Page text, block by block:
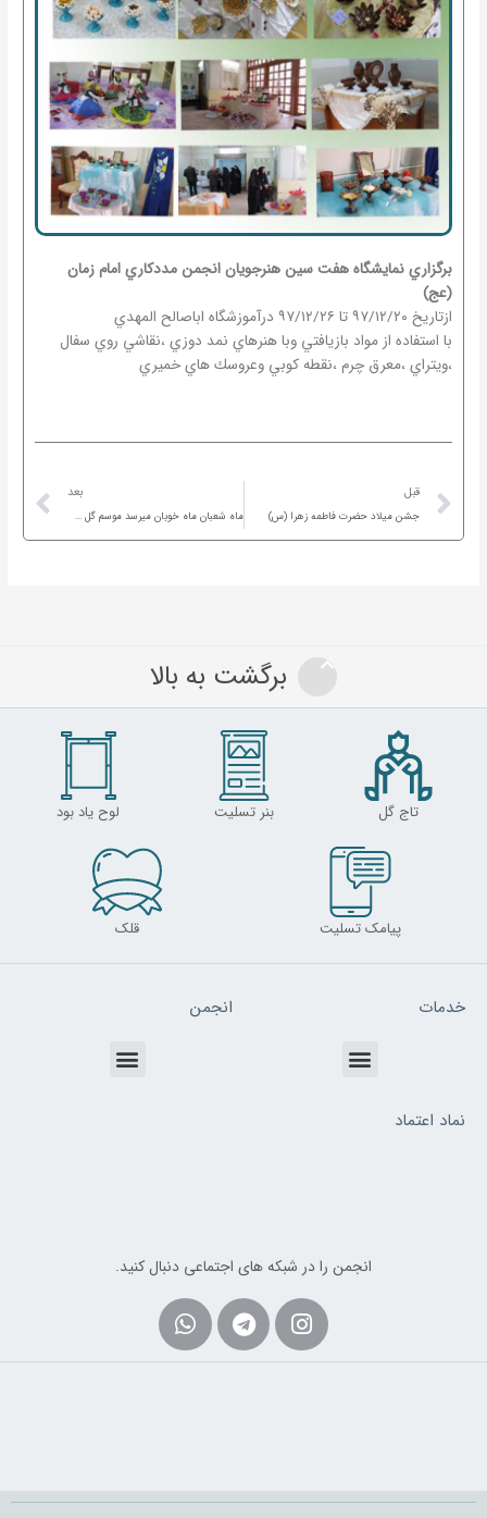
برگزاري نمايشگاه هفت سين هنرجويان انجمن مددكاري امام زمان
(عج)
ازتاريخ ۹۷/۱۲/۲۰ تا ۹۷/۱۲/۲۶ درآموزشگاه اباصالح المهدي
با استفاده از مواد بازيافتي وبا هنرهاي نمد دوزي ،نقاشي روي سفال
،ويتراي ،معرق چرم ،نقطه كوبي وعروسك هاي خميري
Prev
قبل
جشن ميلاد حضرت فاطمه زهرا (س)
بعد
ماه شعبان ماه خوبان ميرسد موسم گل های بستان میرسد
برگشت به بالا
تاج گل بنر تسلیت لوح یاد بود
پیامک تسلیت قلک
خدمات
Menu
انجمن
Menu
نماد اعتماد
انجمن را در شبکه های اجتماعی دنبال کنید.
Instagram
Telegram
Whatsapp